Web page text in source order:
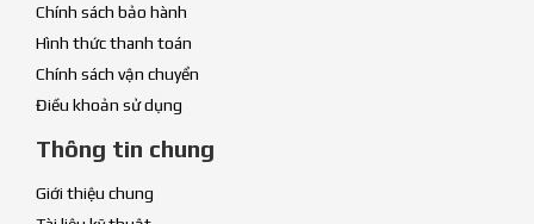
Chính sách bảo hành
Hình thức thanh toán
Chính sách vận chuyển
Điều khoản sử dụng
Thông tin chung
Giới thiệu chung